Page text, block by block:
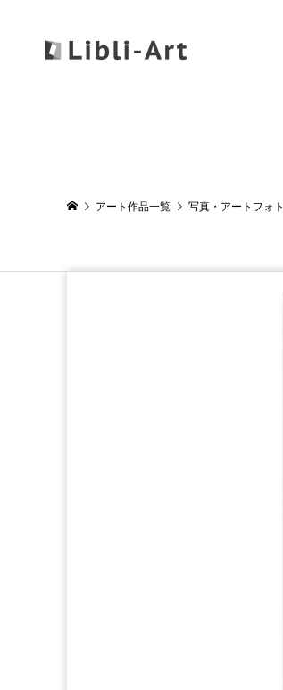
アート作品一覧 写真・アートフォト